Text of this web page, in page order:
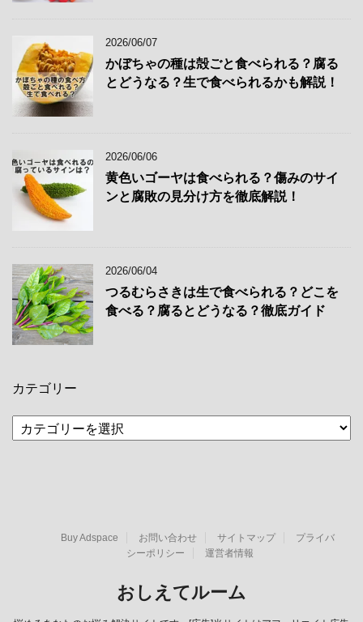
2026/06/07
かぼちゃの種は殻ごと食べられる？腐る
とどうなる？生で食べられるかも解説！
2026/06/06
黄色いゴーヤは食べられる？傷みのサイ
ンと腐敗の見分け方を徹底解説！
2026/06/04
つるむらさきは生で食べられる？どこを
食べる？腐るとどうなる？徹底ガイド
カテゴリー
テ
Buy Adspace お問い合わせ サイトマップ
プライバ
シーポリシー
運営者情報
おしえてルーム